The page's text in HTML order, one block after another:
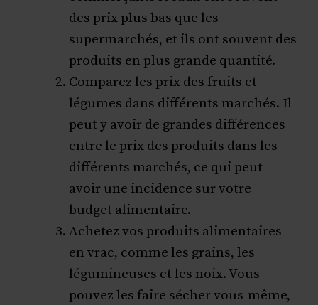
des prix plus bas que les
supermarchés, et ils ont souvent des
produits en plus grande quantité.
Comparez les prix des fruits et
légumes dans différents marchés. Il
peut y avoir de grandes différences
entre le prix des produits dans les
différents marchés, ce qui peut
avoir une incidence sur votre
budget alimentaire.
Achetez vos produits alimentaires
en vrac, comme les grains, les
légumineuses et les noix. Vous
pouvez les faire sécher vous-même,